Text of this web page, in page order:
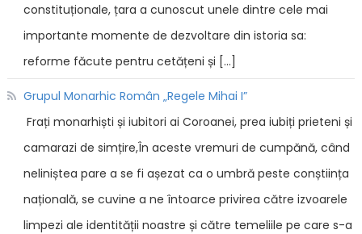
constituționale, țara a cunoscut unele dintre cele mai
importante momente de dezvoltare din istoria sa:
reforme făcute pentru cetățeni și […]
Grupul Monarhic Român „Regele Mihai I”
Frați monarhiști și iubitori ai Coroanei, prea iubiți prieteni și
camarazi de simțire,În aceste vremuri de cumpănă, când
neliniștea pare a se fi așezat ca o umbră peste conștiința
națională, se cuvine a ne întoarce privirea către izvoarele
limpezi ale identității noastre și către temeliile pe care s-a